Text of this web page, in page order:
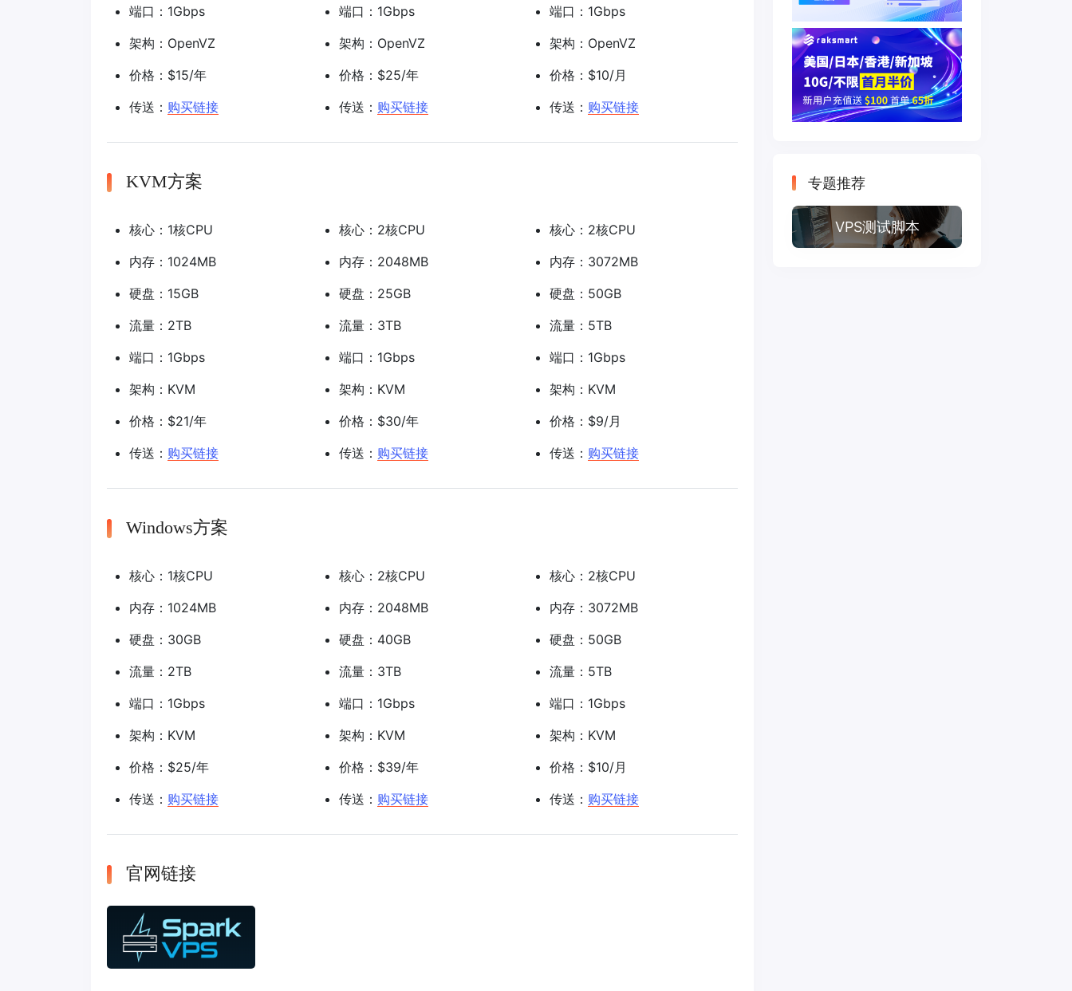
端口：1Gbps
架构：OpenVZ
价格：$15/年
传送： 购买链接
端口：1Gbps
架构：OpenVZ
价格：$25/年
传送： 购买链接
端口：1Gbps
架构：OpenVZ
价格：$10/月
传送： 购买链接
KVM方案
核心：1核CPU
内存：1024MB
硬盘：15GB
流量：2TB
端口：1Gbps
架构：KVM
价格：$21/年
传送： 购买链接
核心：2核CPU
内存：2048MB
硬盘：25GB
流量：3TB
端口：1Gbps
架构：KVM
价格：$30/年
传送： 购买链接
核心：2核CPU
内存：3072MB
硬盘：50GB
流量：5TB
端口：1Gbps
架构：KVM
价格：$9/月
传送： 购买链接
Windows方案
核心：1核CPU
内存：1024MB
硬盘：30GB
流量：2TB
端口：1Gbps
架构：KVM
价格：$25/年
传送： 购买链接
核心：2核CPU
内存：2048MB
硬盘：40GB
流量：3TB
端口：1Gbps
架构：KVM
价格：$39/年
传送： 购买链接
核心：2核CPU
内存：3072MB
硬盘：50GB
流量：5TB
端口：1Gbps
架构：KVM
价格：$10/月
传送： 购买链接
官网链接
专题推荐
VPS测试脚本